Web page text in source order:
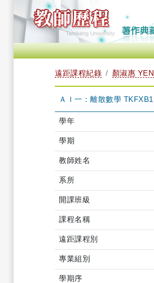
遠距課程紀錄 顏淑惠
ＡＩ一：離散數學
學年
學期
教師姓名
系所
開課班級
課程名稱
遠距課程別
專業組別
學期序